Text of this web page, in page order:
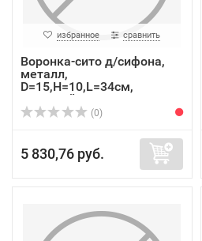
избранное сравнить
Воронка-сито д/сифона,
металл,
D=15,H=10,L=34см,
стальной
(0)
5 830,76 руб.